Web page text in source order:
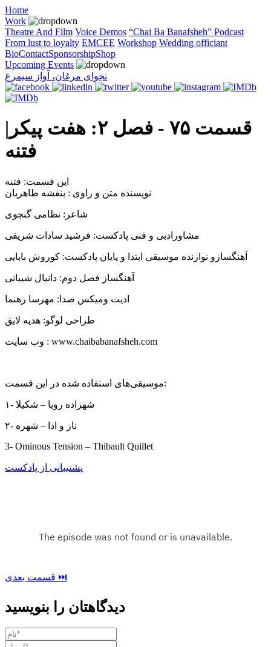
Home
Work
Theatre And Film Voice Demos “Chai Ba Banafsheh” Podcast
From lust to loyalty EMCEE Workshop Wedding officiant
BioContactSponsorshipShop
Upcoming Events
نجوای مرغان، آواز سيمرغ
قسمت ۷۵ - فصل ۲: هفت پیکر|
فتنه
این قسمت: فتنه
نویسنده متن و راوی : بنفشه طاهریان
شاعر: نظامی گنجوی
مشاورادبی و فنی پادکست: فرشید سادات شریفی
آهنگسازو نوازنده موسیقی ابتدا و پایان پادکست: کوروش بابایی
آهنگساز فصل دوم: دانیال شیبانی
ادیت ومیکس صدا: مهرسا رهنما
طراحی لوگو: هدیه لایق
وب سايت : www.chaibabanafsheh.com
موسیقی‌های استفاده شده در این قسمت:
۱- شهزاده رویا – شکیلا
۲- ناز و ادا – شهره
3- Ominous Tension – Thibault Quillet
پشتیبانی از پادکست
قسمت بعدی ⏭
دیدگاهتان را بنویسید